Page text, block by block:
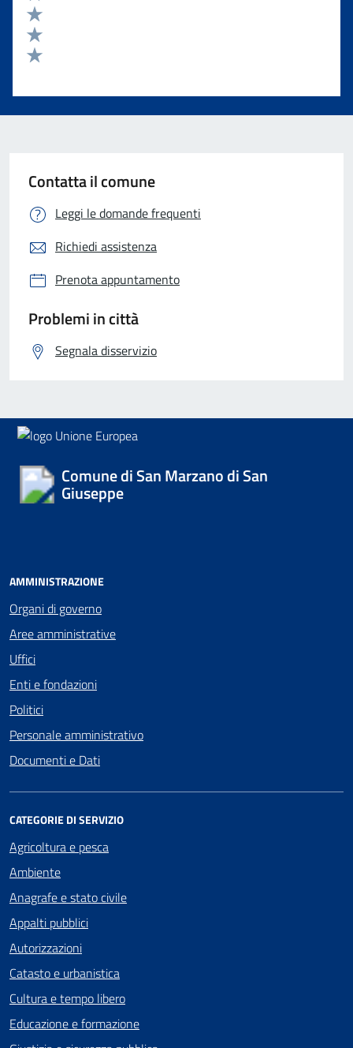
Valuta 4 stelle su 5
Valuta 3 stelle su 5
Valuta 2 stelle su 5
Contatta il comune
Leggi le domande frequenti
Richiedi assistenza
Prenota appuntamento
Problemi in città
Segnala disservizio
Comune di San Marzano di San
Giuseppe
AMMINISTRAZIONE
Organi di governo
Aree amministrative
Uffici
Enti e fondazioni
Politici
Personale amministrativo
Documenti e Dati
CATEGORIE DI SERVIZIO
Agricoltura e pesca
Ambiente
Anagrafe e stato civile
Appalti pubblici
Autorizzazioni
Catasto e urbanistica
Cultura e tempo libero
Educazione e formazione